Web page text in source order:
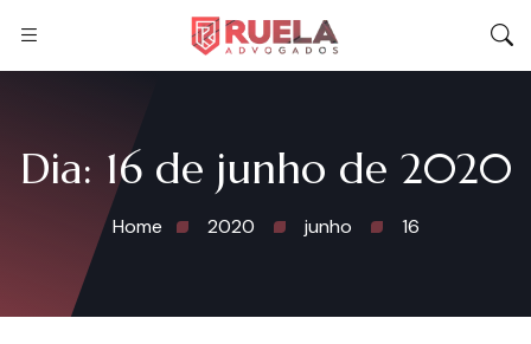
Dia: 16 de junho de 2020
Home 2020 junho 16